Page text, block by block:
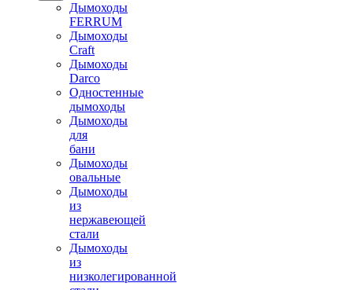
Дымоходы
FERRUM
Дымоходы
Craft
Дымоходы
Darco
Одностенные
дымоходы
Дымоходы
для
бани
Дымоходы
овальные
Дымоходы
из
нержавеющей
стали
Дымоходы
из
низколегированной